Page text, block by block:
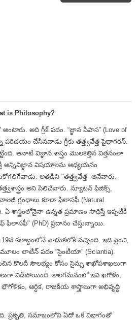
is Philosophy?
అంటారు. అది గ్రీక్ పదం. “జ్ఞాన పిపాస” (Love of
పరిచయం చేసినవాడు గ్రీకు తత్త్వవేత్త పైథాగరస్.
ఆనాటి విజ్ఞాన శాస్త్రం మొలకెత్తిన విత్తనంలా
అన్నివిజ్ఞాన విషయాలను అధ్యయనం
అతడిని "తత్త్వవేత్త” అనేవారు.
అని పిలిచేవారు. న్యూటన్ ఫిజిక్స్,
గ్రంధాలు కూడా ఫిలాసఫీ (Natural
ఏ శాస్త్రంలోనైనా ఉన్నత ప్రమాణం సాధిస్తే ఇప్పటికీ
ఫిలాసఫీ" (PhD) ప్రదానం చేస్తున్నాయి.
19వ శతాబ్దంలోనే వాడుకలోకి వచ్చింది. ఇది ఫ్రెంచి,
లాటిన్ పదం “సైంటియా” (Sciantia).
కొలదీ సౌలభ్యం కోసం సైన్సు శాఖోపశాఖలుగా
విడిపోయింది. కాలగమనంలో ఇవి ఖగోళం,
భౌగోళికం, ఆర్ధిక, రాజకీయ శాస్త్రాలుగా అభివృద్ధి
ప్రకృతి, సమాజంలోని ఏదో ఒక విభాగంతో